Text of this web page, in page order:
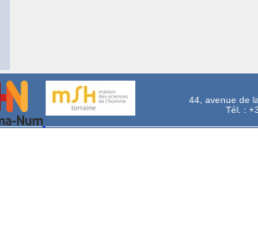
44, avenue de
Tél. :